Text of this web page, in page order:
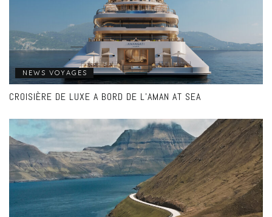
NEWS VOYAGES
CROISIÈRE DE LUXE A BORD DE L’AMAN AT SEA